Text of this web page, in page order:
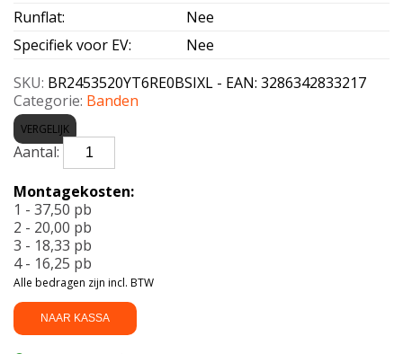
Runflat:
Nee
Specifiek voor EV:
Nee
SKU: BR2453520YT6RE0BSIXL - EAN: 3286342833217
Categorie: Banden
VERGELIJK
BRIDGESTONE-
TURANZA
RE0
B-
SILENT
Enl
XL
245/35
R20
98Y
NAAR KASSA
Montagekosten:
1 - 37,50 pb
2 - 20,00 pb
3 - 18,33 pb
4 - 16,25 pb
Alle bedragen zijn incl. BTW